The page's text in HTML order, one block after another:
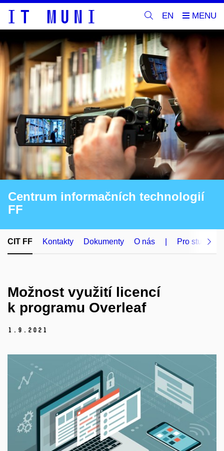
EN
Centrum informačních technologií
FF
CIT FF Kontakty Dokumenty O nás Pro studenty
Možnost využití licencí
k programu Overleaf
1. 9. 2021